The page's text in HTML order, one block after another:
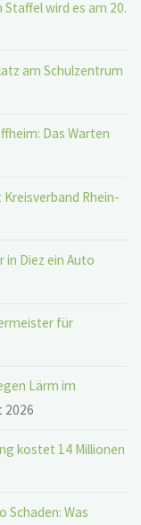
wird es am 20.
am Schulzentrum
Das Warten
Rhein-
in Diez ein Auto
für
Lärm im
2026
kostet 14 Millionen
Schaden: Was